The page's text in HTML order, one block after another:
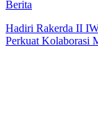
Berita
Hadiri Rakerda II
Perkuat Kolaborasi